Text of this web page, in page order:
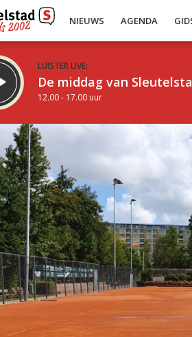
NIEUWS AGENDA
LUISTER LIVE:
De middag van
12.00 - 17.00 uur